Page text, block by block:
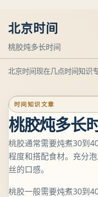
北京时间
桃胶炖多长时间
北京时间现在几点时间知识
时间知识文章
桃胶炖多长
桃胶通常需要炖煮30到
程度和搭配食材。充分
丝的口感。
桃胶一般需要炖煮30到